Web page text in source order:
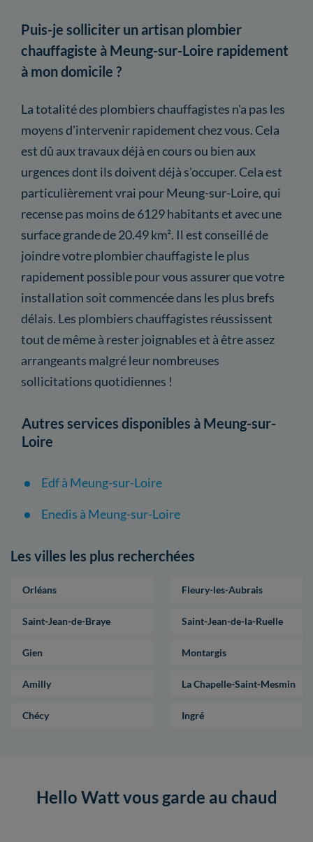
Puis-je solliciter un artisan plombier
chauffagiste à Meung-sur-Loire rapidement
à mon domicile ?
La totalité des plombiers chauffagistes n'a pas les
moyens d'intervenir rapidement chez vous. Cela
est dû aux travaux déjà en cours ou bien aux
urgences dont ils doivent déjà s'occuper. Cela est
particulièrement vrai pour Meung-sur-Loire, qui
recense pas moins de 6129 habitants et avec une
surface grande de 20.49 km². Il est conseillé de
joindre votre plombier chauffagiste le plus
rapidement possible pour vous assurer que votre
installation soit commencée dans les plus brefs
délais. Les plombiers chauffagistes réussissent
tout de même à rester joignables et à être assez
arrangeants malgré leur nombreuses
sollicitations quotidiennes !
Autres services disponibles à Meung-sur-
Loire
Edf à Meung-sur-Loire
Enedis à Meung-sur-Loire
Les villes les plus recherchées
Orléans Fleury-les-Aubrais
Saint-Jean-de-Braye Saint-Jean-de-la-Ruelle
Gien Montargis
Amilly La Chapelle-Saint-Mesmin
Chécy Ingré
Hello Watt vous garde au chaud